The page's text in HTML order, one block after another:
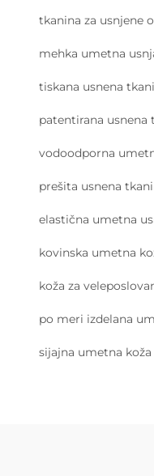
tkanina za usnjene
mehka umetna
tiskana usnena
patentirana usnena
vodoodporna
prešita usnena
elastična umetna
kovinska umetna
koža za
po meri izdelana
sijajna umetna koža